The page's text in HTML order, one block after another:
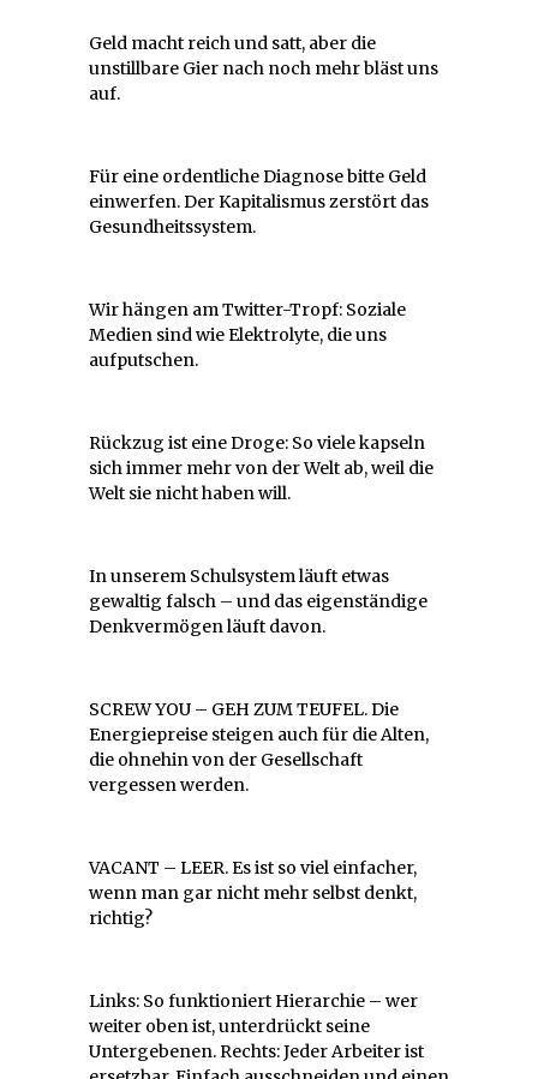
Geld macht reich und satt, aber die
unstillbare Gier nach noch mehr bläst uns
auf.
Für eine ordentliche Diagnose bitte Geld
einwerfen. Der Kapitalismus zerstört das
Gesundheitssystem.
Wir hängen am Twitter-Tropf: Soziale
Medien sind wie Elektrolyte, die uns
aufputschen.
Rückzug ist eine Droge: So viele kapseln
sich immer mehr von der Welt ab, weil die
Welt sie nicht haben will.
In unserem Schulsystem läuft etwas
gewaltig falsch – und das eigenständige
Denkvermögen läuft davon.
SCREW YOU – GEH ZUM TEUFEL. Die
Energiepreise steigen auch für die Alten,
die ohnehin von der Gesellschaft
vergessen werden.
VACANT – LEER. Es ist so viel einfacher,
wenn man gar nicht mehr selbst denkt,
richtig?
Links: So funktioniert Hierarchie – wer
weiter oben ist, unterdrückt seine
Untergebenen. Rechts: Jeder Arbeiter ist